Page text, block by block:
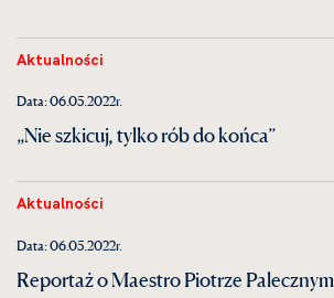
Aktualności
Data: 06.05.2022r.
„Nie szkicuj, tylko rób do końca”
Aktualności
Data: 06.05.2022r.
Reportaż o Maestro Piotrze Palecznym